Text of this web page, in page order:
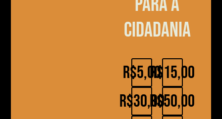
cidadania
R$5,00
R$30,00
R$15,00
R$50,00